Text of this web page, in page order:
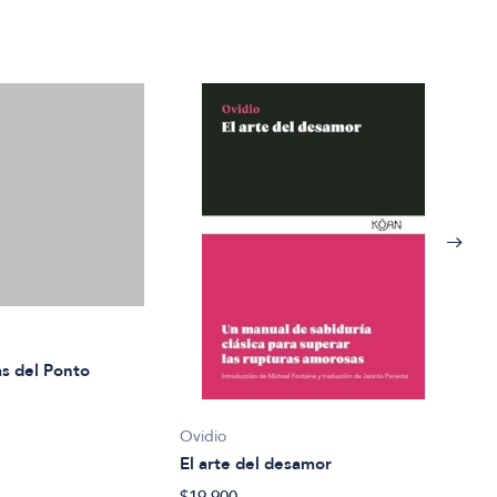
del Ponto
Ovidio
El arte del desamor